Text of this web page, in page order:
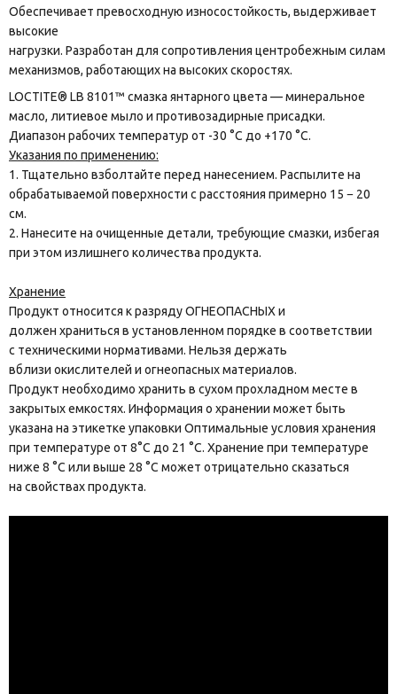
Обеспечивает превосходную износостойкость, выдерживает
высокие
нагрузки. Разработан для сопротивления центробежным силам
механизмов, работающих на высоких скоростях.
LOCTITE® LB 8101™ смазка янтарного цвета — минеральное
масло, литиевое мыло и противозадирные присадки.
Диапазон рабочих температур от -30 °C до +170 °C.
Указания по применению:
1. Тщательно взболтайте перед нанесением. Распылите на
обрабатываемой поверхности с расстояния примерно 15 − 20
см.
2. Нанесите на очищенные детали, требующие смазки, избегая
при этом излишнего количества продукта.
Хранение
Продукт относится к разряду ОГНЕОПАСНЫХ и
должен храниться в установленном порядке в соответствии
с техническими нормативами. Нельзя держать
вблизи окислителей и огнеопасных материалов.
Продукт необходимо хранить в сухом прохладном месте в
закрытых емкостях. Информация о хранении может быть
указана на этикетке упаковки Оптимальные условия хранения
при температуре от 8°C до 21 °C. Хранение при температуре
ниже 8 °C или выше 28 °C может отрицательно сказаться
на свойствах продукта.